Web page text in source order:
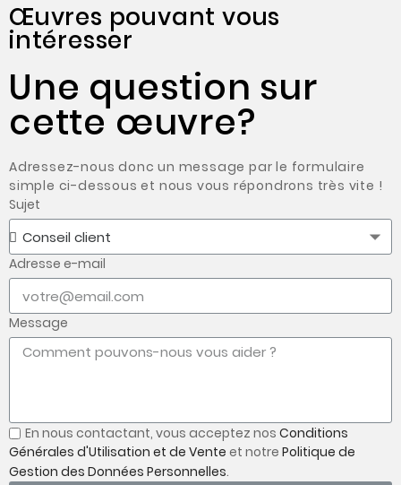
Œuvres pouvant vous
intéresser
Une question sur
cette œuvre?
Adressez-nous donc un message par le formulaire
simple ci-dessous et nous vous répondrons très vite !
Sujet
Adresse e-mail
Message
En nous contactant, vous acceptez nos Conditions
Générales d'Utilisation et de Vente et notre Politique de
Gestion des Données Personnelles.